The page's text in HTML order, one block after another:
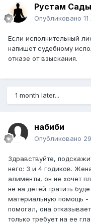
Рустам
Опубликовано
Если исполнительный
напишет судебному
отказе от взыскания.
1 month later...
набиби
Опубликовано
Здравствуйте,
него: 3 и 4 годиков.
алименты, он не хочет
не на детей тратить
материальную помощь -
помогал, она
только требует на ее